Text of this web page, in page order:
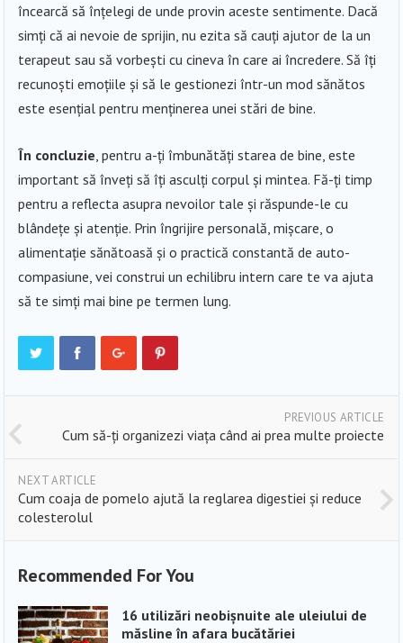
încearcă să înțelegi de unde provin aceste sentimente. Dacă
simți că ai nevoie de sprijin, nu ezita să cauți ajutor de la un
terapeut sau să vorbești cu cineva în care ai încredere. Să îți
recunoști emoțiile și să le gestionezi într-un mod sănătos
este esențial pentru menținerea unei stări de bine.
În concluzie , pentru a-ți îmbunătăți starea de bine, este
important să înveți să îți asculți corpul și mintea. Fă-ți timp
pentru a reflecta asupra nevoilor tale și răspunde-le cu
blândețe și atenție. Prin îngrijire personală, mișcare, o
alimentație sănătoasă și o practică constantă de auto-
compasiune, vei construi un echilibru intern care te va ajuta
să te simți mai bine pe termen lung.
PREVIOUS ARTICLE
Cum să-ți organizezi viața când ai prea multe proiecte
NEXT ARTICLE
Cum coaja de pomelo ajută la reglarea digestiei și reduce
colesterolul
Recommended For You
16 utilizări neobișnuite ale uleiului de
măsline în afara bucătăriei